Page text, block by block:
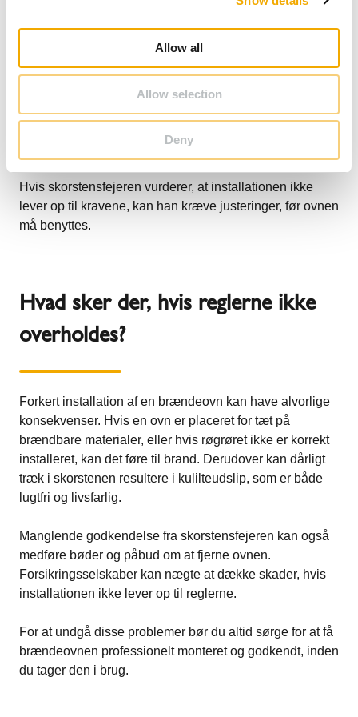
Allow all
Allow selection
Deny
overensstemmelse med afstandskravene.
Røgrøret og skorstenen fungerer korrekt og sikrer
god røgafledning.
Gulvbeskyttelsen er på plads, hvis gulvet er
brændbart.
Hvis skorstensfejeren vurderer, at installationen ikke
lever op til kravene, kan han kræve justeringer, før ovnen
må benyttes.
Hvad sker der, hvis reglerne ikke
overholdes?
Forkert installation af en brændeovn kan have alvorlige
konsekvenser. Hvis en ovn er placeret for tæt på
brændbare materialer, eller hvis røgrøret ikke er korrekt
installeret, kan det føre til brand. Derudover kan dårligt
træk i skorstenen resultere i kulilteudslip, som er både
lugtfri og livsfarlig.
Manglende godkendelse fra skorstensfejeren kan også
medføre bøder og påbud om at fjerne ovnen.
Forsikringsselskaber kan nægte at dække skader, hvis
installationen ikke lever op til reglerne.
For at undgå disse problemer bør du altid sørge for at få
brændeovnen professionelt monteret og godkendt, inden
du tager den i brug.